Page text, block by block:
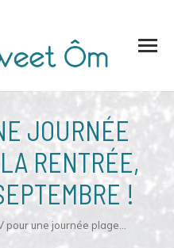
JOURNÉE
RENTRÉE,
!
pour une journée plage…